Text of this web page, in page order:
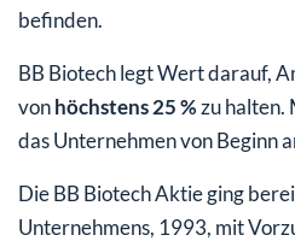
befinden.
BB Biotech legt Wert darauf,
vonhöchstens 25 %zu halten.
das Unternehmen von Beginn
Die BB Biotech Aktie ging
Unternehmens, 1993, mit